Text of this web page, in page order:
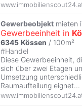
Gewerbeobjekt mieten
Gewerbeeinheit in
6345 Kössen / 100m²
#Handel
Diese Gewerbeeinheit,
sich über zwei Etagen
Umsetzung
Raumaufteilung eignet...